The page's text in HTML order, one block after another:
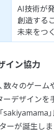
AI技術が
創造する
未来をつ
イン協力
数々のゲーム
ーデザイン
sakiyamama
ーが誕生しま